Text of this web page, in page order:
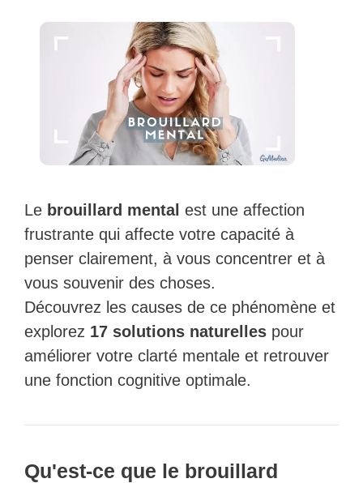
Le brouillard mental est une affection
frustrante qui affecte votre capacité à
penser clairement, à vous concentrer et à
vous souvenir des choses.
Découvrez les causes de ce phénomène et
explorez 17 solutions naturelles pour
améliorer votre clarté mentale et retrouver
une fonction cognitive optimale.
Qu'est-ce que le brouillard